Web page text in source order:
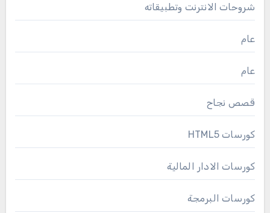
شروحات الانترنت وتطبيقاته
عام
عام
قصص نجاح
كورسات HTML5
كورسات الادار المالية
كورسات البرمجة